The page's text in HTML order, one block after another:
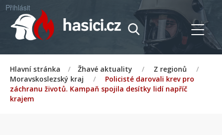
Přihlásit
Hlavní stránka / Žhavé aktuality / Z regionů
/
Moravskoslezský kraj
/
Policisté darovali krev pro
záchranu životů. Kampaň spojila desítky lidí napříč
krajem